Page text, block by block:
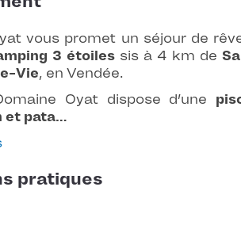
vous promet un séjour de
3 étoilessis à 4 km de
Vie, en Vendée.
Oyat dispose d’une
et pata…
pratiques